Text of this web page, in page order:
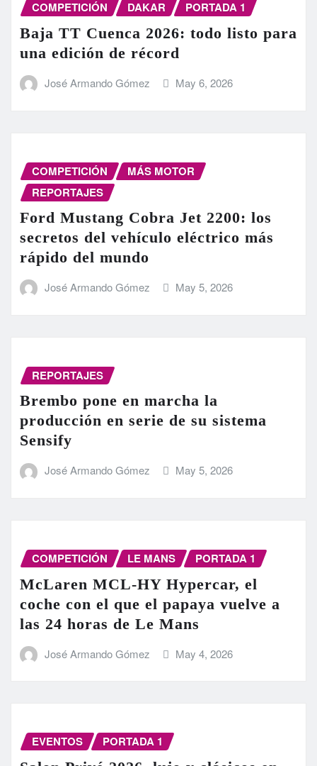
COMPETICIÓN DAKAR PORTADA 1
Baja TT Cuenca 2026: todo listo para
una edición de récord
José Armando Gómez May 6, 2026
COMPETICIÓN
MÁS MOTOR
REPORTAJES
Ford Mustang Cobra Jet 2200: los
secretos del vehículo eléctrico más
rápido del mundo
José Armando Gómez May 5, 2026
REPORTAJES
Brembo pone en marcha la
producción en serie de su sistema
Sensify
José Armando Gómez May 5, 2026
COMPETICIÓN LE MANS PORTADA 1
McLaren MCL-HY Hypercar, el
coche con el que el papaya vuelve a
las 24 horas de Le Mans
José Armando Gómez May 4, 2026
EVENTOS PORTADA 1